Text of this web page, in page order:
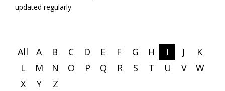
updated regularly.
All A B C D E F G H I J
K
L
M N O P Q R S T U V
W
X
Y Z